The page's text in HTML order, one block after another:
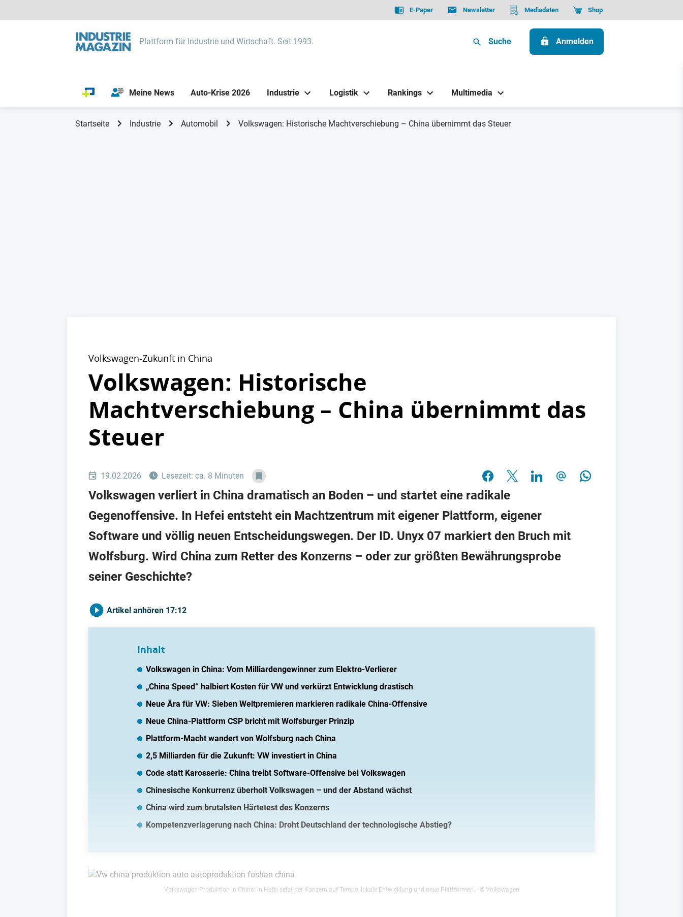
E-Paper Newsletter Mediadaten Shop
Plattform für Industrie und Wirtschaft. Seit 1993. Suche Anmelden
Meine News Auto-Krise 2026 Industrie Logistik Rankings Multimedia
Startseite Industrie Automobil Volkswagen: Historische Machtverschiebung – China übernimmt das Steuer
Volkswagen-Zukunft in China
Volkswagen: Historische
Machtverschiebung – China übernimmt das
Steuer
19.02.2026 Lesezeit: ca. 8 Minuten
Volkswagen verliert in China dramatisch an Boden – und startet eine radikale
Gegenoffensive. In Hefei entsteht ein Machtzentrum mit eigener Plattform, eigener
Software und völlig neuen Entscheidungswegen. Der ID. Unyx 07 markiert den Bruch mit
Wolfsburg. Wird China zum Retter des Konzerns – oder zur größten Bewährungsprobe
seiner Geschichte?
Artikel anhören 17:12
Inhalt
Volkswagen in China: Vom Milliardengewinner zum Elektro-Verlierer
„China Speed“ halbiert Kosten für VW und verkürzt Entwicklung drastisch
Neue Ära für VW: Sieben Weltpremieren markieren radikale China-Offensive
Neue China-Plattform CSP bricht mit Wolfsburger Prinzip
Plattform-Macht wandert von Wolfsburg nach China
2,5 Milliarden für die Zukunft: VW investiert in China
Code statt Karosserie: China treibt Software-Offensive bei Volkswagen
Chinesische Konkurrenz überholt Volkswagen – und der Abstand wächst
China wird zum brutalsten Härtetest des Konzerns
Kompetenzverlagerung nach China: Droht Deutschland der technologische Abstieg?
Volkswagen-Produktion in China: In Hefei setzt der Konzern auf Tempo, lokale Entwicklung und neue Plattformen. - © Volkswagen